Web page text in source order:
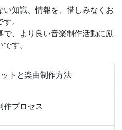
知識、情報を、惜しみなくお
。
で、より良い音楽制作活動に励
す。
トと楽曲制作方法
作プロセス